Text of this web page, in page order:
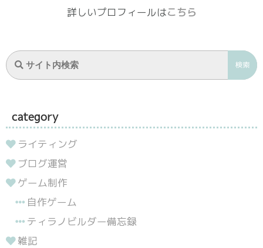
詳しいプロフィールはこちら
category
ライティング
ブログ運営
ゲーム制作
自作ゲーム
ティラノビルダー備忘録
雑記